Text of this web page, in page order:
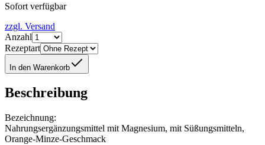
Sofort verfügbar
zzgl. Versand
Anzahl
Rezeptart
In den Warenkorb
Beschreibung
Bezeichnung:
Nahrungsergänzungsmittel mit Magnesium, mit Süßungsmitteln,
Orange-Minze-Geschmack